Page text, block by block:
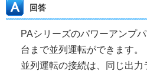
回答
PAシリーズのパワーアンプ
台まで並列運転ができます。
並列運転の接続は、同じ出力